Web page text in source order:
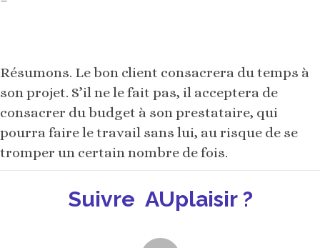
Résumons. Le bon client consacrera du temps à
son projet. S’il ne le fait pas, il acceptera de
consacrer du budget à son prestataire, qui
pourra faire le travail sans lui, au risque de se
tromper un certain nombre de fois.
Suivre AUplaisir ?